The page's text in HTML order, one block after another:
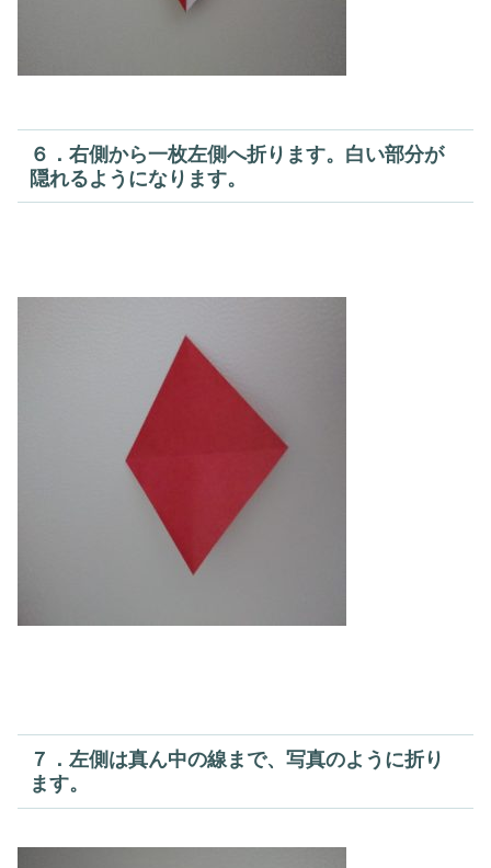
６．右側から一枚左側へ折ります。白い部分が
隠れるようになります。
７．左側は真ん中の線まで、写真のように折り
ます。